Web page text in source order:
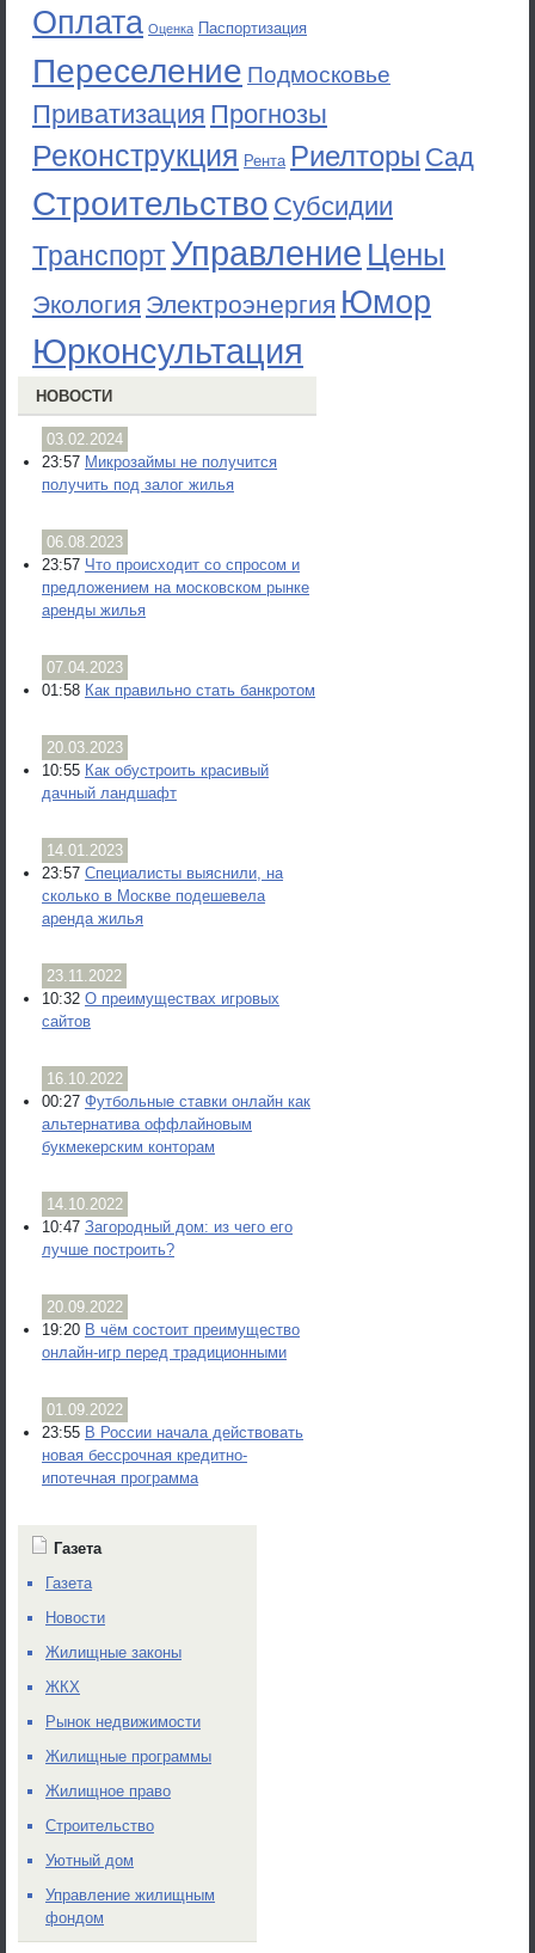
Оплата Оценка Паспортизация
Переселение Подмосковье
Приватизация Прогнозы
Реконструкция Рента Риелторы Сад
Строительство Субсидии
ТранспортУправление Цены
Экология Электроэнергия Юмор
Юрконсультация
НОВОСТИ
03.02.2024
23:57 Микрозаймы не получится
получить под залог жилья
06.08.2023
23:57 Что происходит со спросом и
предложением на московском рынке
аренды жилья
07.04.2023
01:58 Как правильно стать банкротом
20.03.2023
10:55 Как обустроить красивый
дачный ландшафт
14.01.2023
23:57 Специалисты выяснили, на
сколько в Москве подешевела
аренда жилья
23.11.2022
10:32 О преимуществах игровых
сайтов
16.10.2022
00:27 Футбольные ставки онлайн как
альтернатива оффлайновым
букмекерским конторам
14.10.2022
10:47 Загородный дом: из чего его
лучше построить?
20.09.2022
19:20 В чём состоит преимущество
онлайн-игр перед традиционными
01.09.2022
23:55 В России начала действовать
новая бессрочная кредитно-
ипотечная программа
Газета
Газета
Новости
Жилищные законы
ЖКХ
Рынок недвижимости
Жилищные программы
Жилищное право
Строительство
Уютный дом
Управление жилищным
фондом